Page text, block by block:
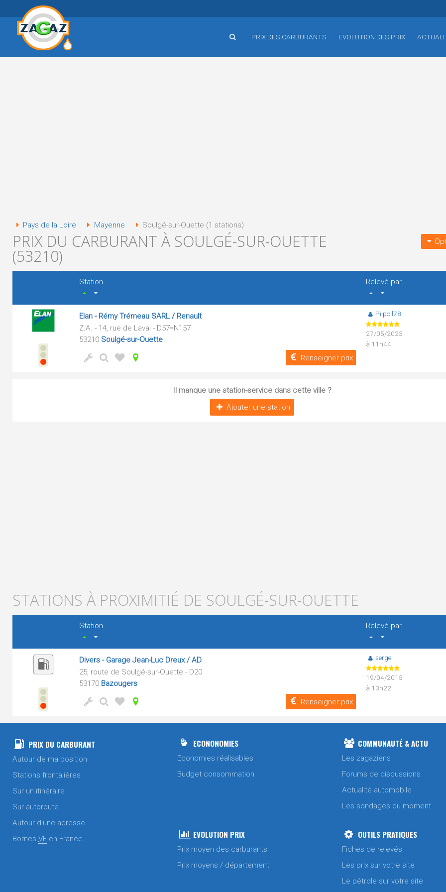
PRIX DES CARBURANTS EVOLUTION DES PRIX
Pays de la Loire Mayenne Soulgé-sur-Ouette (1 stations)
PRIX DU CARBURANT À SOULGÉ-SUR-OUETTE
(53210)
Station
Relevé par
Elan - Rémy Trémeau SARL / Renault
Z.A. - 14, rue de Laval - D57=N157
53210 Soulgé-sur-Ouette
Renseigner prix
Pilpoil78
27/05/2023
à 11h44
Il manque une station-service dans cette ville ?
Ajouter une station
STATIONS À PROXIMITIÉ DE SOULGÉ-SUR-OUETTE
Station
Relevé par
Divers - Garage Jean-Luc Dreux / AD
25, route de Soulgé-sur-Ouette - D20
53170 Bazougers
Renseigner prix
serge
19/04/2015
à 13h22
PRIX DU CARBURANT
Autour de ma position
Stations frontalières
Sur un itinéraire
Sur autoroute
Autour d'une adresse
Bornes VE en France
ECONONOMIES
Economies réalisables
Budget consommation
COMMUNAUTÉ & ACTU
Les zagaziens
Forums de discussions
Actualité automobile
Les sondages du moment
EVOLUTION PRIX
Prix moyen des carburants
Prix moyens / département
OUTILS PRATIQUES
Fiches de relevés
Les prix sur votre site
Le pétrole sur votre site